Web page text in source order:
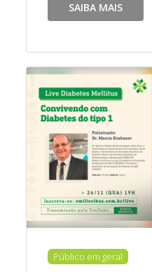
SAIBA MAIS
Público em geral